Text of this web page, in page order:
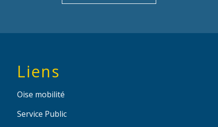
Liens
Oise mobilité
Service Public